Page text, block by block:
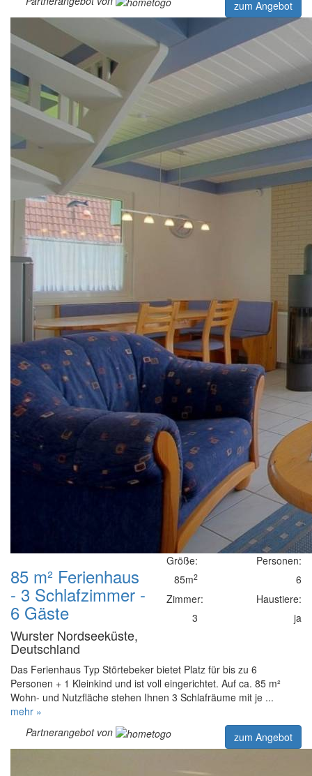
zum Angebot
85 m² Ferienhaus
- 3 Schlafzimmer -
6 Gäste
Wurster Nordseeküste,
Deutschland
Größe:
85m2
Zimmer:
3
Personen:
6
Haustiere:
ja
Das Ferienhaus Typ Störtebeker bietet Platz für bis zu 6
Personen + 1 Kleinkind und ist voll eingerichtet. Auf ca. 85 m²
Wohn- und Nutzfläche stehen Ihnen 3 Schlafräume mit je ...
mehr »
Partnerangebot von
zum Angebot